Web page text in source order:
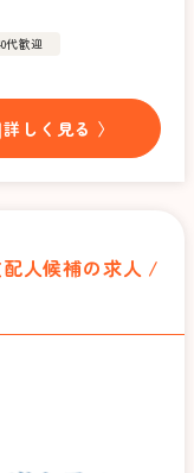
代歓迎
詳しく見る 〉
配人候補の求人 /